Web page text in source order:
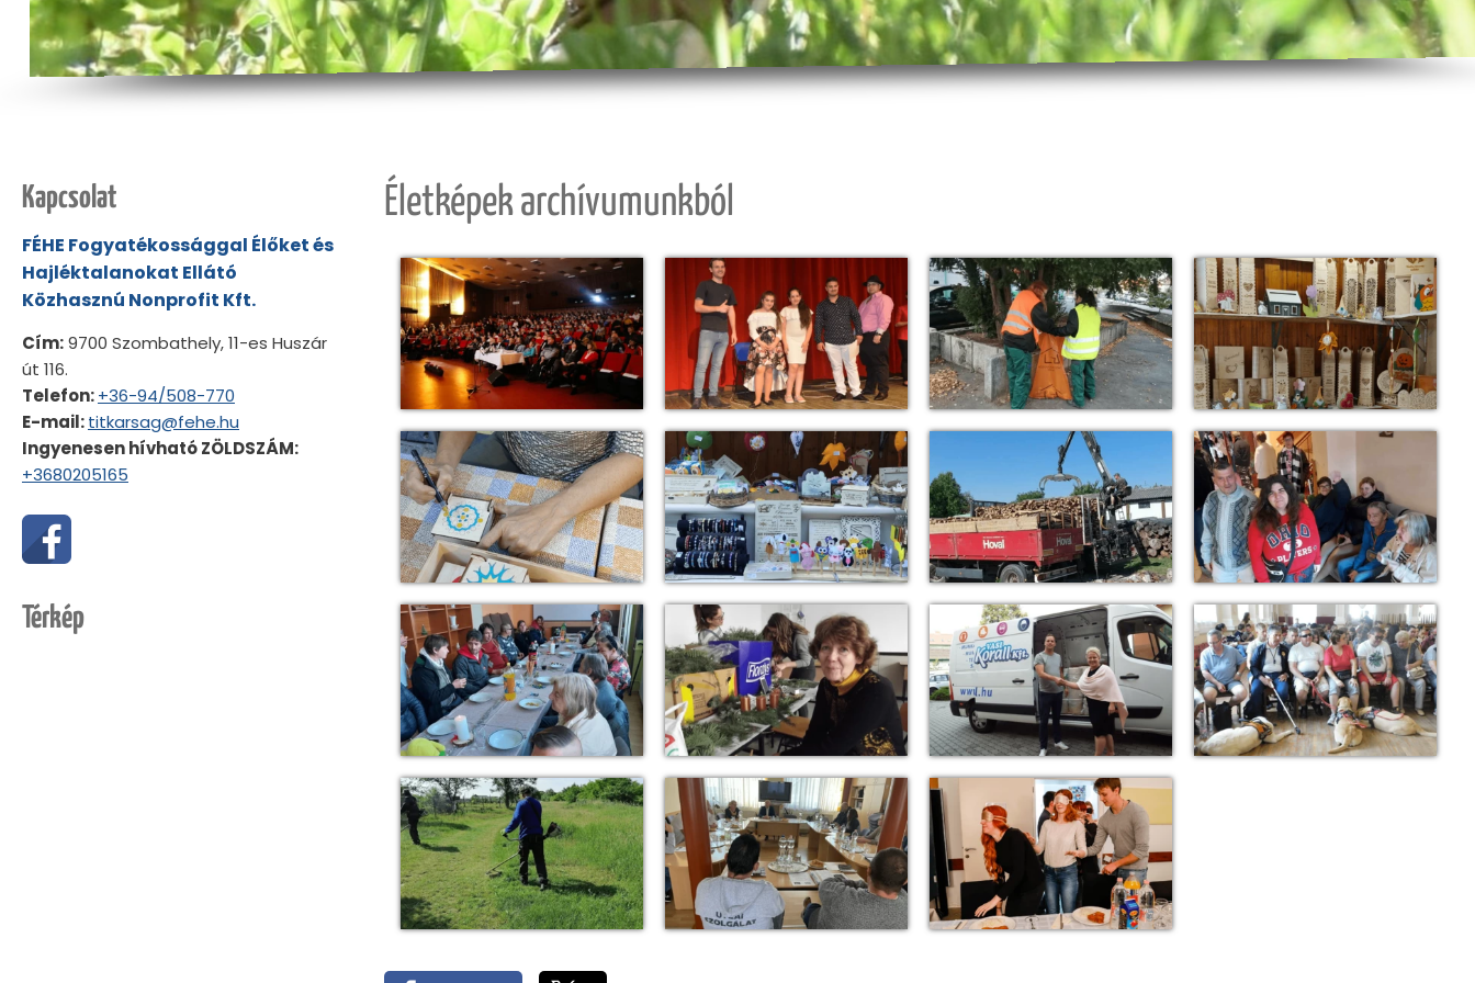
Sajtószemle
Kapcsolat
FÉHE Fogyatékossággal Élőket és
Hajléktalanokat Ellátó
Közhasznú Nonprofit Kft.
Cím:9700 Szombathely, 11-es Huszár
út 116.
Telefon:+36-94/508-770
E-mail:titkarsag@fehe.hu
Ingyenesen hívható ZÖLDSZÁM:
+3680205165
Térkép
Életképek archívumunkból